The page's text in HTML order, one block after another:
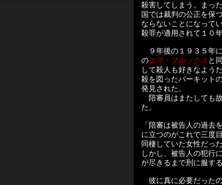
殺害してしまう。まっ
国では裁判の公正を保
ならないことになって
殺罪が適用されて１０
９年後の１９３５年
のエマ・ブルックス と
して殺人も好きなよう
殺を図ったバーキット
発見された。
陪審員はまたしても
た。
「陪審は被告人の過去
に立つのがこれで三度
同棲していた女性だっ
しかし、被告人の犯行
が尽きるまで刑に服す
彼に真に必要だった